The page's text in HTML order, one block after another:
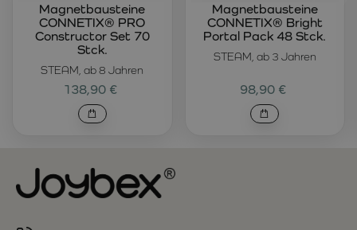
STEAM, ab 8 Jahren
Magnetbausteine
CONNETIX® PRO
Constructor Set 70
Stck.
138,90 €
STEAM, ab 3 Jahren
Magnetbausteine
CONNETIX® Bright
Portal Pack 48 Stck.
98,90 €